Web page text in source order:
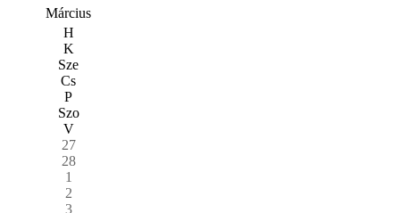
Március
H
K
Sze
Cs
P
Szo
V
27
28
1
2
3